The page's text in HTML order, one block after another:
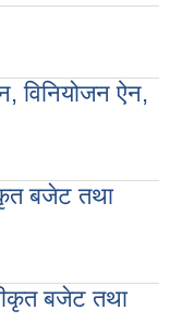
कार्यक्रमहरु
विनियोजन ऐन,
बजेट तथा
बजेट तथा